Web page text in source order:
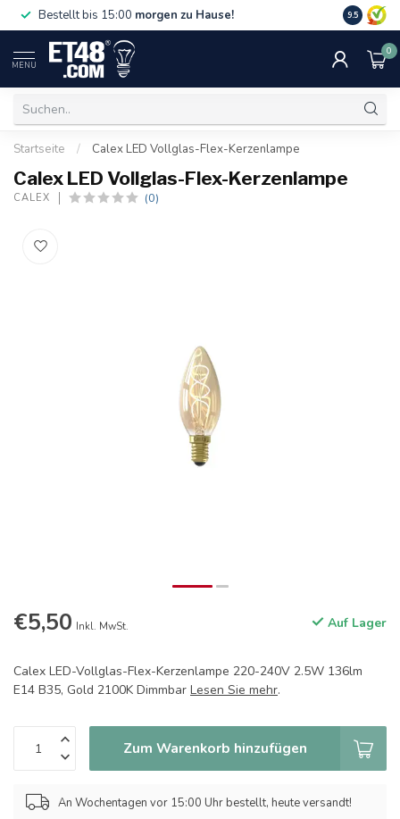
Bestellt bis 15:00 morgen zu Hause! 75 €. Nur
9.5
MENU
0
Startseite / Calex LED Vollglas-Flex-Kerzenlampe
Calex LED Vollglas-Flex-Kerzenlampe
CALEX (0)
€5,50 Inkl. MwSt. Auf Lager
Calex LED-Vollglas-Flex-Kerzenlampe 220-240V 2.5W 136lm
E14 B35, Gold 2100K Dimmbar Lesen Sie mehr.
Zum Warenkorb hinzufügen
An Wochentagen vor 15:00 Uhr bestellt, heute versandt!